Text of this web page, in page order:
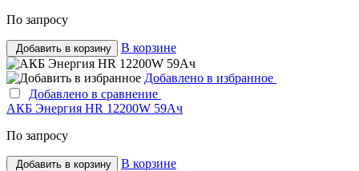
По запросу
Добавить в корзину В корзине
Добавлено в избранное
Добавлено в сравнение
АКБ Энергия HR 12200W 59Ач
По запросу
Добавить в корзину В корзине